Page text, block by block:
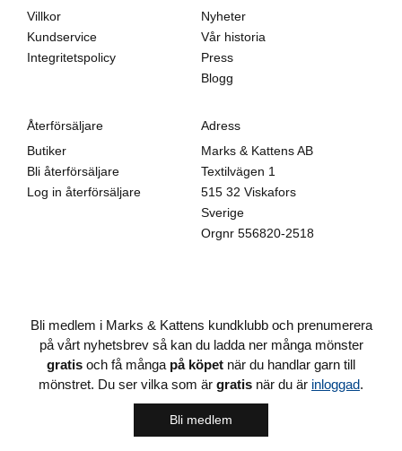
Villkor
Kundservice
Integritetspolicy
Nyheter
Vår historia
Press
Blogg
Återförsäljare
Butiker
Bli återförsäljare
Log in återförsäljare
Adress
Marks & Kattens AB
Textilvägen 1
515 32 Viskafors
Sverige
Orgnr 556820-2518
Bli medlem i Marks & Kattens kundklubb och prenumerera
på vårt nyhetsbrev så kan du ladda ner många mönster
gratis och få många på köpet när du handlar garn till
mönstret. Du ser vilka som är gratis när du är inloggad.
Bli medlem